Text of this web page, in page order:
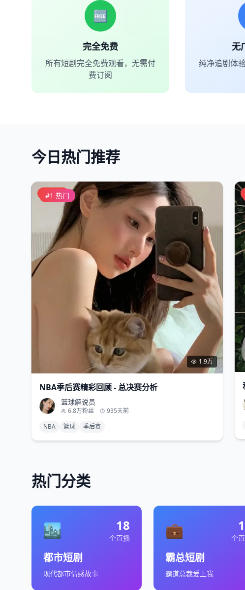
🆓
完全免费
所有短剧完全免费观看，无需付
费订阅
无
纯净追剧体
今日热门推荐
#1 热门
直播中
1.9万
NBA季后赛精彩回顾 - 总决赛分析
篮球解说员
6.8万粉丝
935天前
NBA
篮球 季后赛
热门分类
🏙️ 18
个直播
都市短剧
现代都市情感故事
💼 个
霸总短剧
霸道总裁爱上我